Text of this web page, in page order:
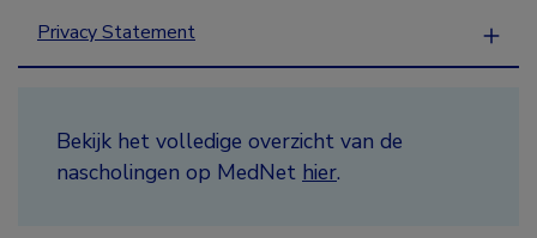
Privacy Statement
Bekijk het volledige overzicht van de
nascholingen op MedNet hier.